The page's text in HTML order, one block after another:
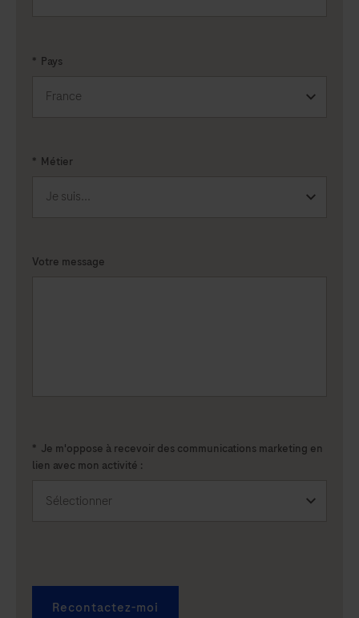
* Pays
* Métier
Votre message
* Je m'oppose à recevoir des communications marketing en
lien avec mon activité :
Recontactez-moi